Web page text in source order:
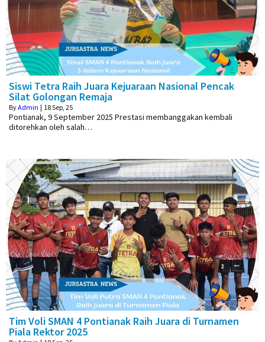
Siswi Tetra Raih Juara Kejuaraan Nasional Pencak
Silat Golongan Remaja
ByAdmin | 18Sep, 25
Pontianak, 9 September 2025 Prestasi membanggakan kembali
ditorehkan oleh salah…
Tim Voli SMAN 4 Pontianak Raih Juara di Turnamen
Piala Rektor 2025